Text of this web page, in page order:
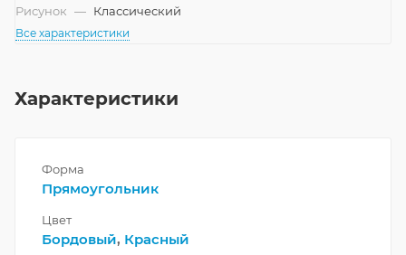
Рисунок — Классический
Все характеристики
Характеристики
Форма
Прямоугольник
Цвет
Бордовый, Красный